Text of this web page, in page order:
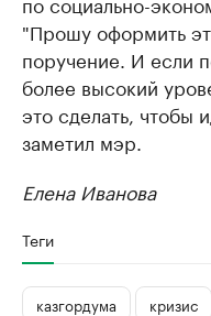
"Прошу оформить
поручение. И если
более высокий
это сделать, чтобы
заметил мэр.
Елена Иванова
Теги
казгордума кризис